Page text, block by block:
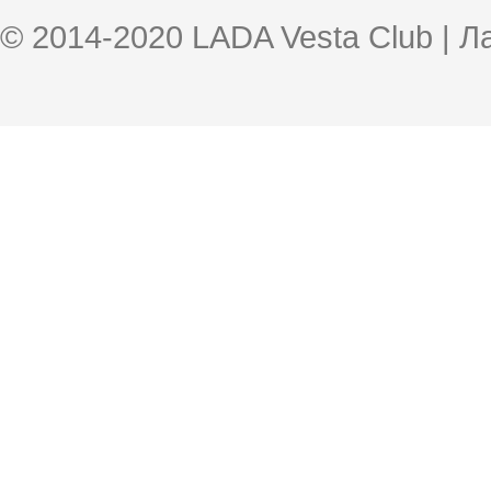
© 2014-2020 LADA Vesta Club |